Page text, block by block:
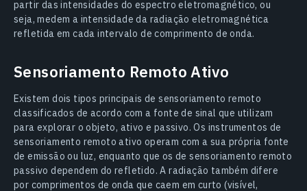
partir das intensidades do espectro eletromagnético, ou
seja, medem a intensidade da radiação eletromagnética
refletida em cada intervalo de comprimento de onda.
Sensoriamento Remoto Ativo
Existem dois tipos principais de sensoriamento remoto
classificados de acordo com a fonte de sinal que utilizam
para explorar o objeto, ativo e passivo. Os instrumentos de
sensoriamento remoto ativo operam com a sua própria fonte
de emissão ou luz, enquanto que os de sensoriamento remoto
passivo dependem do refletido. A radiação também difere
por comprimentos de onda que caem em curto (visível,